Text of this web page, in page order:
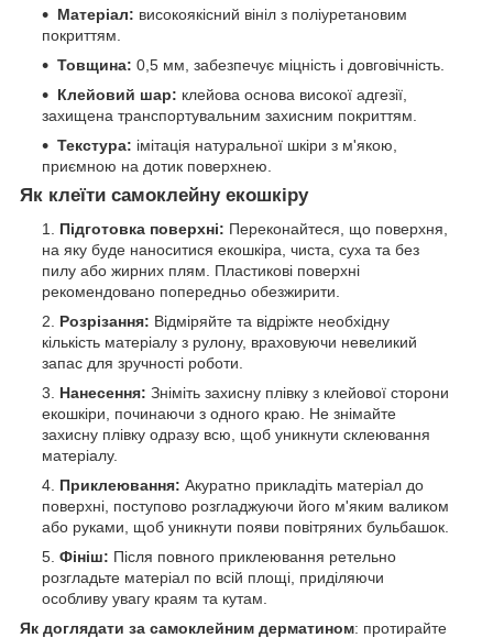
Матеріал: високоякісний вініл з поліуретановим
покриттям.
Товщина: 0,5 мм, забезпечує міцність і довговічність.
Клейовий шар: клейова основа високої адгезії,
захищена транспортувальним захисним покриттям.
Текстура: імітація натуральної шкіри з м'якою,
приємною на дотик поверхнею.
Як клеїти самоклейну екошкіру
Підготовка поверхні: Переконайтеся, що поверхня,
на яку буде наноситися екошкіра, чиста, суха та без
пилу або жирних плям. Пластикові поверхні
рекомендовано попередньо обезжирити.
Розрізання: Відміряйте та відріжте необхідну
кількість матеріалу з рулону, враховуючи невеликий
запас для зручності роботи.
Нанесення: Зніміть захисну плівку з клейової сторони
екошкіри, починаючи з одного краю. Не знімайте
захисну плівку одразу всю, щоб уникнути склеювання
матеріалу.
Приклеювання: Акуратно прикладіть матеріал до
поверхні, поступово розгладжуючи його м'яким валиком
або руками, щоб уникнути появи повітряних бульбашок.
Фініш: Після повного приклеювання ретельно
розгладьте матеріал по всій площі, приділяючи
особливу увагу краям та кутам.
Як доглядати за самоклейним дерматином: протирайте